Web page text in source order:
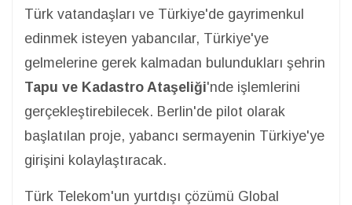
Türk vatandaşları ve Türkiye'de gayrimenkul
edinmek isteyen yabancılar, Türkiye'ye
gelmelerine gerek kalmadan bulundukları şehrin
Tapu ve Kadastro Ataşeliği'nde işlemlerini
gerçekleştirebilecek. Berlin'de pilot olarak
başlatılan proje, yabancı sermayenin Türkiye'ye
girişini kolaylaştıracak.
Türk Telekom'un yurtdışı çözümü Global